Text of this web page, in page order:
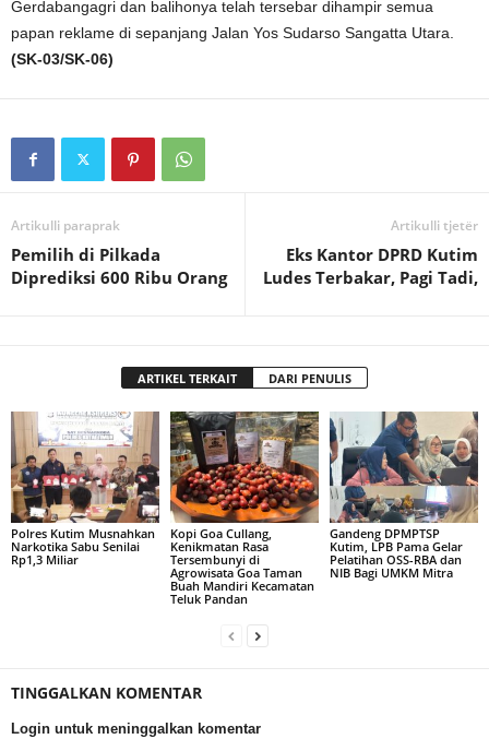
Gerdabangagri dan balihonya telah tersebar dihampir semua
papan reklame di sepanjang Jalan Yos Sudarso Sangatta Utara.
(SK-03/SK-06)
Artikulli paraprak
Pemilih di Pilkada
Diprediksi 600 Ribu Orang
Artikulli tjetër
Eks Kantor DPRD Kutim
Ludes Terbakar, Pagi Tadi,
ARTIKEL TERKAIT DARI PENULIS
Polres Kutim Musnahkan
Narkotika Sabu Senilai
Rp1,3 Miliar
Kopi Goa Cullang,
Kenikmatan Rasa
Tersembunyi di
Agrowisata Goa Taman
Buah Mandiri Kecamatan
Teluk Pandan
Gandeng DPMPTSP
Kutim, LPB Pama Gelar
Pelatihan OSS-RBA dan
NIB Bagi UMKM Mitra
TINGGALKAN KOMENTAR
Login untuk meninggalkan komentar